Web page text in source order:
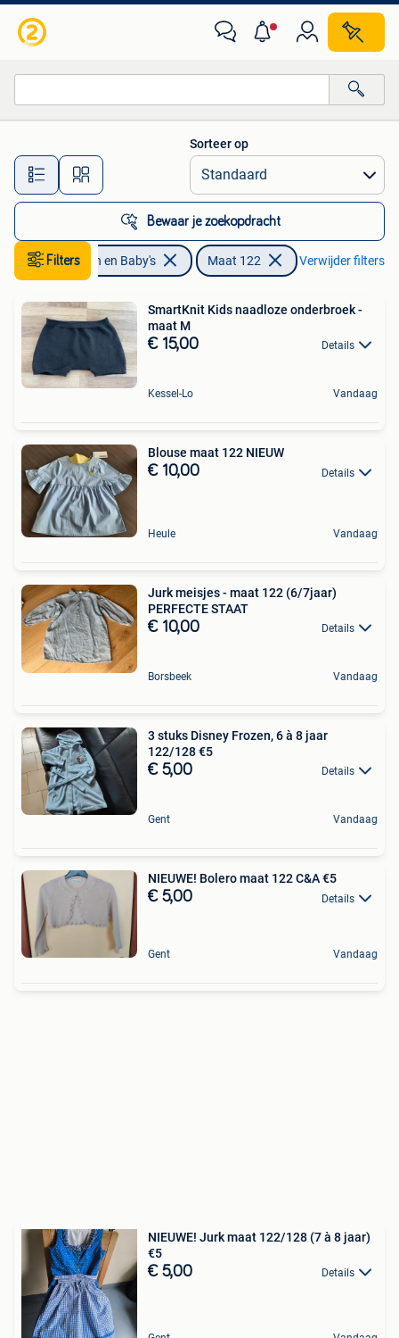
Alle afstanden…
Sorteer op
Bewaar je zoekopdracht
Filters
Kinderen en Baby's Maat 122 Verwijder filters
SmartKnit Kids naadloze onderbroek -
maat M
€ 15,00 Details
Kessel-Lo Vandaag
Blouse maat 122 NIEUW
€ 10,00 Details
Heule Vandaag
Jurk meisjes - maat 122 (6/7jaar)
PERFECTE STAAT
€ 10,00 Details
Borsbeek Vandaag
3 stuks Disney Frozen, 6 à 8 jaar
122/128 €5
€ 5,00 Details
Gent Vandaag
NIEUWE! Bolero maat 122 C&A €5
€ 5,00 Details
Gent Vandaag
NIEUWE! Jurk maat 122/128 (7 à 8 jaar)
€5
€ 5,00 Details